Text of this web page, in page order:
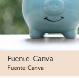
Fuente: Canva
Fuente: Canva